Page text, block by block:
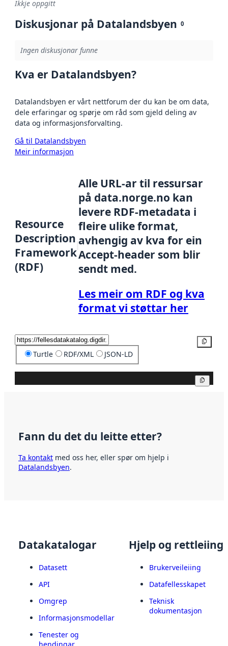
Ikkje oppgitt
Diskusjonar på Datalandsbyen 0
Ingen diskusjonar funne
Kva er Datalandsbyen?
Datalandsbyen er vårt nettforum der du kan be om data,
dele erfaringar og spørje om råd som gjeld deling av
data og informasjonsforvalting.
Gå til Datalandsbyen
Meir informasjon
Resource
Description
Framework
(RDF)
Alle URL-ar til ressursar
på data.norge.no kan
levere RDF-metadata i
fleire ulike format,
avhengig av kva for ein
Accept-header som blir
sendt med.
Les meir om RDF og kva
format vi støttar her
Turtle RDF/XML JSON-LD
Fann du det du leitte etter?
Ta kontakt med oss her, eller spør om hjelp i
Datalandsbyen.
Datakatalogar
Datasett
API
Omgrep
Informasjonsmodellar
Tenester og
Hjelp og rettleiing
Brukerveileiing
Datafellesskapet
Teknisk
dokumentasjon